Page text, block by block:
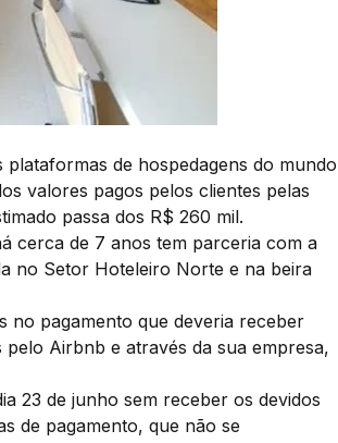
de hospedagens do mundo
valores pagos pelos clientes pelas
passa dos R$ 260 mil.
cerca de 7 anos tem parceria com a
no Setor Hoteleiro Norte e na beira
no pagamento que deveria receber
Airbnb e através da sua empresa,
23 de junho sem receber os devidos
de pagamento, que não se